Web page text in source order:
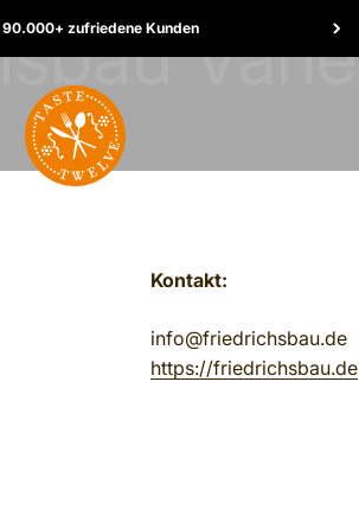
90.000+ zufriedene Kunden
TasteTwelve
Kontakt:
info@friedrichsbau.de
https://friedrichsbau.de